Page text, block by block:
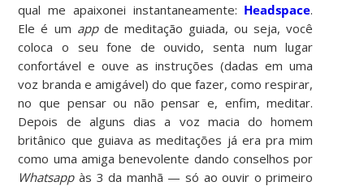
qual me apaixonei instantaneamente: Headspace.
Ele é um app de meditação guiada, ou seja, você
coloca o seu fone de ouvido, senta num lugar
confortável e ouve as instruções (dadas em uma
voz branda e amigável) do que fazer, como respirar,
no que pensar ou não pensar e, enfim, meditar.
Depois de alguns dias a voz macia do homem
britânico que guiava as meditações já era pra mim
como uma amiga benevolente dando conselhos por
Whatsapp às 3 da manhã — só ao ouvir o primeiro